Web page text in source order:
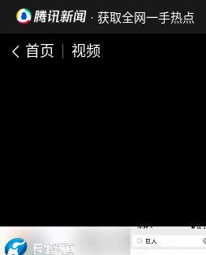
· 获取全网一手热点
首页 视频